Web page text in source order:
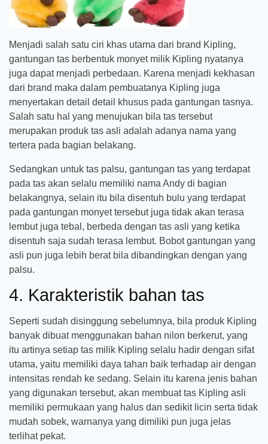
Menjadi salah satu ciri khas utama dari brand Kipling,
gantungan tas berbentuk monyet milik Kipling nyatanya
juga dapat menjadi perbedaan. Karena menjadi kekhasan
dari brand maka dalam pembuatanya Kipling juga
menyertakan detail detail khusus pada gantungan tasnya.
Salah satu hal yang menujukan bila tas tersebut
merupakan produk tas asli adalah adanya nama yang
tertera pada bagian belakang.
Sedangkan untuk tas palsu, gantungan tas yang terdapat
pada tas akan selalu memiliki nama Andy di bagian
belakangnya, selain itu bila disentuh bulu yang terdapat
pada gantungan monyet tersebut juga tidak akan terasa
lembut juga tebal, berbeda dengan tas asli yang ketika
disentuh saja sudah terasa lembut. Bobot gantungan yang
asli pun juga lebih berat bila dibandingkan dengan yang
palsu.
4. Karakteristik bahan tas
Seperti sudah disinggung sebelumnya, bila produk Kipling
banyak dibuat menggunakan bahan nilon berkerut, yang
itu artinya setiap tas milik Kipling selalu hadir dengan sifat
utama, yaitu memiliki daya tahan baik terhadap air dengan
intensitas rendah ke sedang. Selain itu karena jenis bahan
yang digunakan tersebut, akan membuat tas Kipling asli
memiliki permukaan yang halus dan sedikit licin serta tidak
mudah sobek, warnanya yang dimiliki pun juga jelas
terlihat pekat.